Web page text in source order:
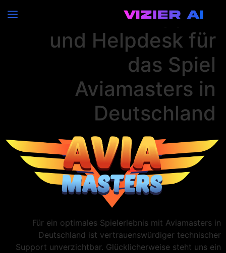
Technischer Support
und Helpdesk für
das Spiel
Aviamasters in
Deutschland
Für ein optimales Spielerlebnis mit Aviamasters in
Deutschland ist vertrauenswürdiger technischer
Support unverzichtbar. Glücklicherweise steht uns ein